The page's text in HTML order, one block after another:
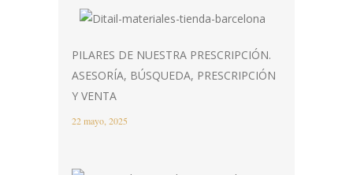
PILARES DE NUESTRA PRESCRIPCIÓN.
ASESORÍA, BÚSQUEDA, PRESCRIPCIÓN
Y VENTA
22 mayo, 2025